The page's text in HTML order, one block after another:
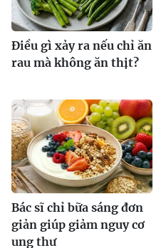
Điều gì xảy ra nếu chỉ ăn
rau mà không ăn thịt?
Bác sĩ chỉ bữa sáng đơn
giản giúp giảm nguy cơ
ung thư